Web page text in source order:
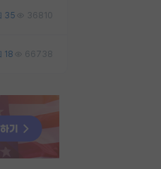
35 36810
18 66738